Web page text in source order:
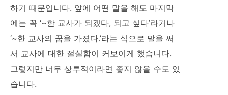
하기 때문입니다. 앞에 어떤 말을 해도 마지막
에는 꼭 ‘~한 교사가 되겠다, 되고 싶다’라거나
‘~한 교사의 꿈을 가졌다.’라는 식으로 말을 써
서 교사에 대한 절실함이 커보이게 했습니다.
그렇지만 너무 상투적이라면 좋지 않을 수도 있
습니다.